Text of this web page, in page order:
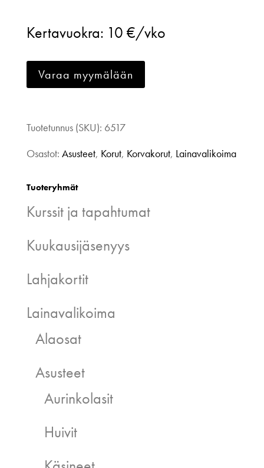
mirrow
määrä
Kertavuokra: 10 €/vko
Varaa myymälään
Tuotetunnus (SKU): 6517
Osastot: Asusteet, Korut, Korvakorut, Lainavalikoima
Tuoteryhmät
Kurssit ja tapahtumat
Kuukausijäsenyys
Lahjakortit
Lainavalikoima
Alaosat
Asusteet
Aurinkolasit
Huivit